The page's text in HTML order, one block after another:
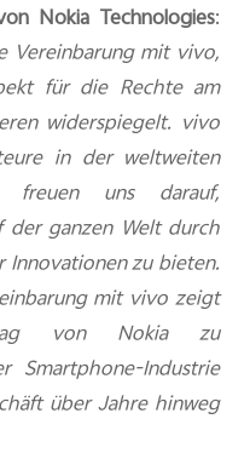
Nokia Technologies:
Vereinbarung mit vivo,
für die Rechte am
widerspiegelt. vivo
in der weltweiten
freuen uns darauf,
der ganzen Welt durch
Innovationen zu bieten.
mit vivo zeigt
von Nokia zu
Smartphone-Industrie
über Jahre hinweg